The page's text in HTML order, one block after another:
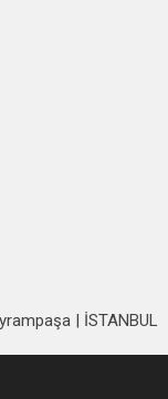
| İSTANBUL